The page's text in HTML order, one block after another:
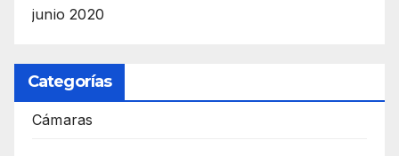
junio 2020
Categorías
Cámaras